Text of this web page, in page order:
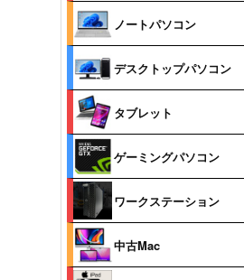
ノートパソコン
デスクトップパソコン
タブレット
ゲーミングパソコン
ワークステーション
中古Mac